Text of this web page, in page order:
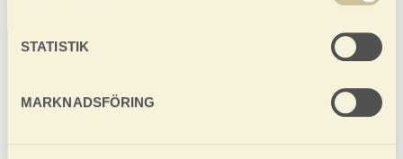
STATISTIK
MARKNADSFÖRING
Baseco tillverkar och marknadsför golv, paneler
produkter bygger på noggrant utvalda råvaror och